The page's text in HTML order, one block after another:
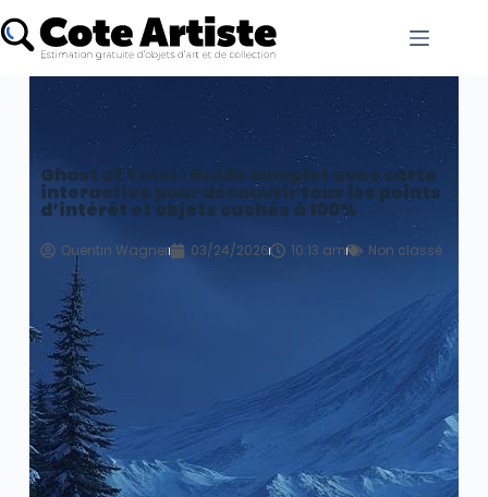
Ghost of Yotei : Guide complet avec carte
interactive pour découvrir tous les points
d’intérêt et objets cachés à 100%
Quentin.Wagner 03/24/2026 10:13 am Non classé